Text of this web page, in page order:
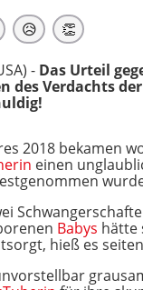
😥 👏
- Das Urteil
des Verdachts
2018 bekamen
einen
Babys hätte
hieß es